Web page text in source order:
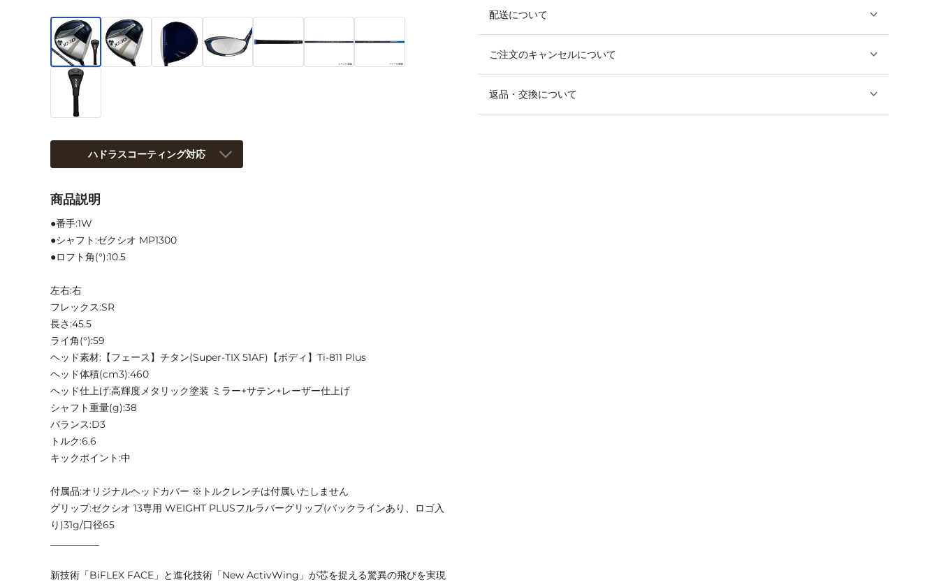
配送について
ご注文のキャンセルについて
返品・交換について
ハドラスコーティング対応
商品説明
●番手:1W
●シャフト:ゼクシオ MP1300
●ロフト角(°):10.5
左右:右
フレックス:SR
長さ:45.5
ライ角(°):59
ヘッド素材:【フェース】チタン(Super-TIX 51AF)【ボディ】Ti-811 Plus
ヘッド体積(cm3):460
ヘッド仕上げ:高輝度メタリック塗装 ミラー+サテン+レーザー仕上げ
シャフト重量(g):38
バランス:D3
トルク:6.6
キックポイント:中
付属品:オリジナルヘッドカバー ※トルクレンチは付属いたしません
グリップ:ゼクシオ 13専用 WEIGHT PLUSフルラバーグリップ(バックラインあり、ロゴ入
り)31g/口径65
新技術「BiFLEX FACE」と進化技術「New ActivWing」が芯を捉える驚異の飛びを実現